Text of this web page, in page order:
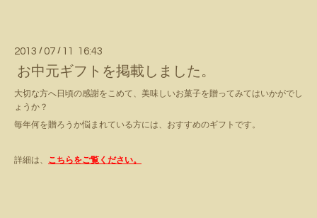
2013 / 07 / 11 16:43
お中元ギフトを掲載しました。
大切な方へ日頃の感謝をこめて、美味しいお菓子を贈ってみてはいかがでし
ょうか？
毎年何を贈ろうか悩まれている方には、おすすめのギフトです。
詳細は、 こちらをご覧ください。